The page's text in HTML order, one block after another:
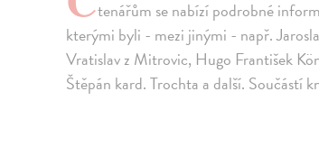
tenářům se nabízí podrobné
kterými byli - mezi jinými - např.
Vratislav z Mitrovic, Hugo František
Štěpán kard. Trochta a další. Součástí